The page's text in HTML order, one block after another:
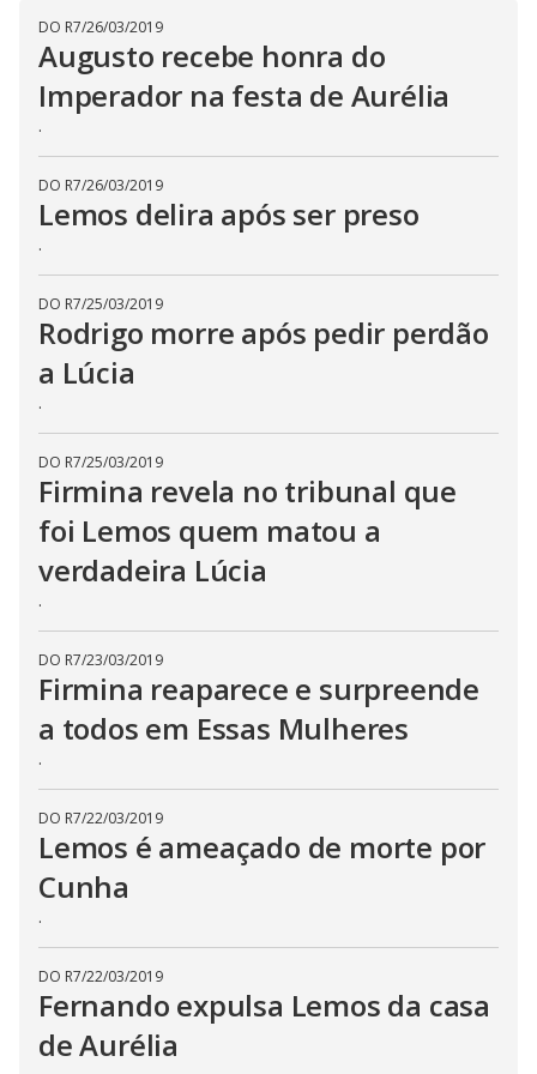
d
e
o
DO R7/26/03/2019
Augusto recebe honra do
Imperador na festa de Aurélia
.
DO R7/26/03/2019
Lemos delira após ser preso
.
DO R7/25/03/2019
Rodrigo morre após pedir perdão
a Lúcia
.
DO R7/25/03/2019
Firmina revela no tribunal que
foi Lemos quem matou a
verdadeira Lúcia
.
DO R7/23/03/2019
Firmina reaparece e surpreende
a todos em Essas Mulheres
.
DO R7/22/03/2019
Lemos é ameaçado de morte por
Cunha
.
DO R7/22/03/2019
Fernando expulsa Lemos da casa
de Aurélia